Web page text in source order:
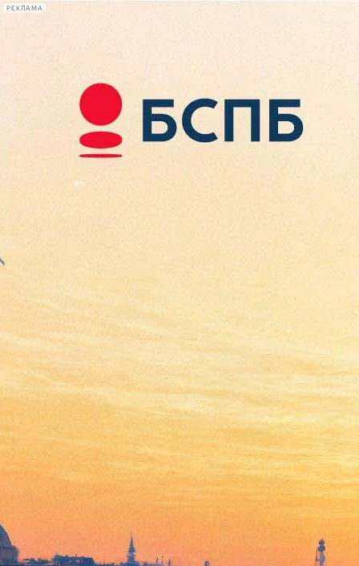
РЕКЛАМА
Сегодня:
2026.08.10
09:11
Афиша Plus
Всю «Ночь музеев» в
Петербурге будет работать
метро
Версия для печати